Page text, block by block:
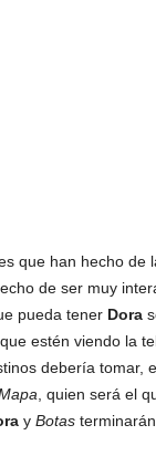
que han hecho de
de ser muy
pueda tener Dora
que estén viendo la
debería tomar,
, quien será el
y Botas